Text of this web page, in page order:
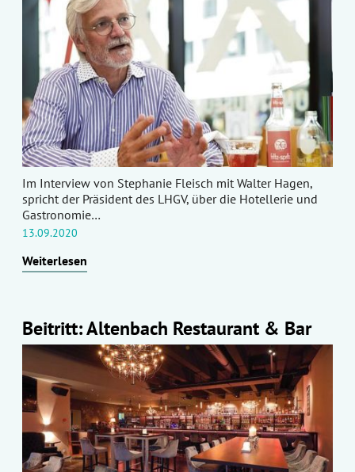
Im Interview von Stephanie Fleisch mit Walter Hagen,
spricht der Präsident des LHGV, über die Hotellerie und
Gastronomie…
13.09.2020
Weiterlesen
Beitritt: Altenbach Restaurant & Bar